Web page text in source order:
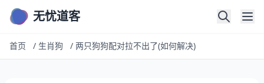
无忧道客
首页 / 生肖狗 / 两只狗狗配对拉不出了(如何解决)